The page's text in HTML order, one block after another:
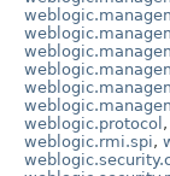
weblogic.protocol ,
weblogic.rmi.spi,